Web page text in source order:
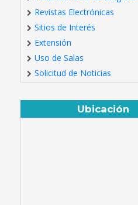
Revistas Electrónicas
Sitios de Interés
Extensión
Uso de Salas
Solicitud de Noticias
Ubicación